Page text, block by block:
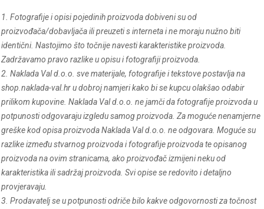
1. Fotografije i opisi pojedinih proizvoda dobiveni su od
proizvođača/dobavljača ili preuzeti s interneta i ne moraju nužno biti
identični. Nastojimo što točnije navesti karakteristike proizvoda.
Zadržavamo pravo razlike u opisu i fotografiji proizvoda.
2. Naklada Val d.o.o. sve materijale, fotografije i tekstove postavlja na
shop. naklada-val.hr u dobroj namjeri kako bi se kupcu olakšao odabir
prilikom kupovine. Naklada Val d.o.o. ne jamči da fotografije proizvoda u
potpunosti odgovaraju izgledu samog proizvoda. Za moguće nenamjerne
greške kod opisa proizvoda Naklada Val d.o.o. ne odgovara. Moguće su
razlike između stvarnog proizvoda i fotografije proizvoda te opisanog
proizvoda na ovim stranicama, ako proizvođač izmijeni neku od
karakteristika ili sadržaj proizvoda. Svi opise se redovito i detaljno
provjeravaju.
3. Prodavatelj se u potpunosti odriče bilo kakve odgovornosti za točnost